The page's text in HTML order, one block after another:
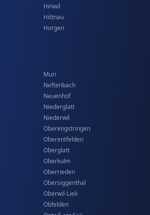
Hinwil
Hittnau
Horgen
Muri
Neftenbach
Neuenhof
Niederglatt
Niederwil
Oberengstringen
Oberentfelden
Oberglatt
Oberkulm
Oberrieden
Obersiggenthal
Oberwil-Lieli
Obfelden